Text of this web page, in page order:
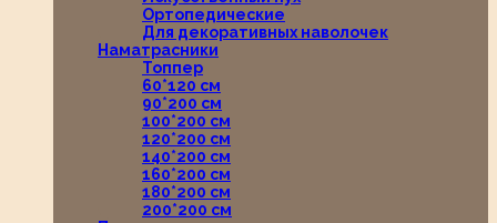
Ортопедические
Для декоративных наволочек
Наматрасники
Топпер
60*120 см
90*200 см
100*200 см
120*200 см
140*200 см
160*200 см
180*200 см
200*200 см